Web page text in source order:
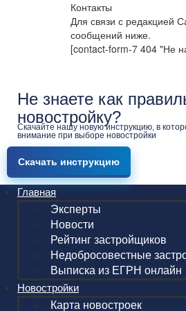
Контакты
Для связи с редакцией
сообщений ниже.
[contact-form-7 404 "Не
Не знаете как
новостройку?
Скачайте нашу новую инструкцию, в
внимание при выборе новостройки
Скачать инструкцию
Главная
Эксперты
Новости
Рейтинг застройщиков
Недобросовестные
Выписка из ЕГРН онлайн
Новостройки
Карта новостроек